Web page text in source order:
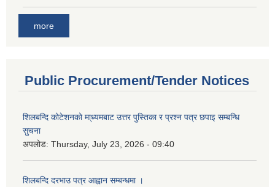
more
Public Procurement/Tender Notices
शिलबन्दि कोटेशनको मा्ध्यमबाट उत्तर पुस्तिका र प्रश्न पत्र छपाइ सम्बन्धि
सुचना
अपलोड: Thursday, July 23, 2026 - 09:40
शिलबन्दि दरभाउ पत्र आह्वान सम्बन्धमा ।